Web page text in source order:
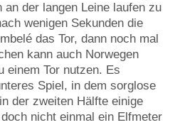
der langen Leine laufen zu
wenigen Sekunden die
das Tor, dann noch mal
kann auch Norwegen
einem Tor nutzen. Es
Spiel, in dem sorglose
der zweiten Hälfte einige
nicht einmal ein Elfmeter